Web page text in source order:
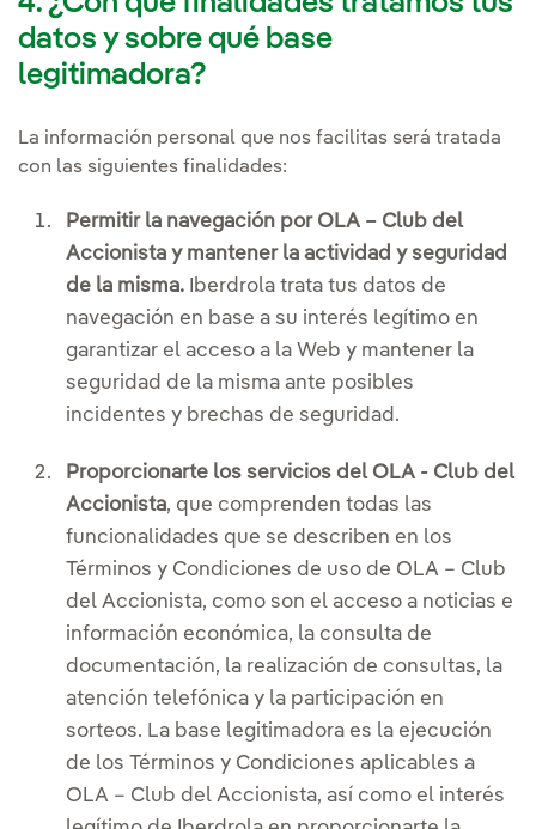
datos y sobre qué base
legitimadora?
La información personal que nos facilitas será tratada
con las siguientes finalidades:
Permitir la navegación por OLA – Club del
Accionista y mantener la actividad y seguridad
de la misma. Iberdrola trata tus datos de
navegación en base a su interés legítimo en
garantizar el acceso a la Web y mantener la
seguridad de la misma ante posibles
incidentes y brechas de seguridad.
Proporcionarte los servicios del OLA - Club del
Accionista, que comprenden todas las
funcionalidades que se describen en los
Términos y Condiciones de uso de OLA – Club
del Accionista, como son el acceso a noticias e
información económica, la consulta de
documentación, la realización de consultas, la
atención telefónica y la participación en
sorteos. La base legitimadora es la ejecución
de los Términos y Condiciones aplicables a
OLA – Club del Accionista, así como el interés